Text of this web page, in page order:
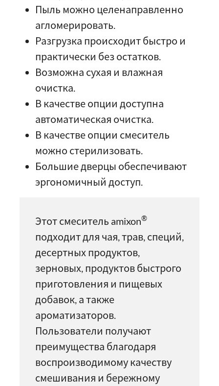
Пыль можно целенаправленно
агломерировать.
Разгрузка происходит быстро и
практически без остатков.
Возможна сухая и влажная
очистка.
В качестве опции доступна
автоматическая очистка.
В качестве опции смеситель
можно стерилизовать.
Большие дверцы обеспечивают
эргономичный доступ.
Этот смеситель amixon®
подходит для чая, трав, специй,
десертных продуктов,
зерновых, продуктов быстрого
приготовления и пищевых
добавок, а также
ароматизаторов.
Пользователи получают
преимущества благодаря
воспроизводимому качеству
смешивания и бережному